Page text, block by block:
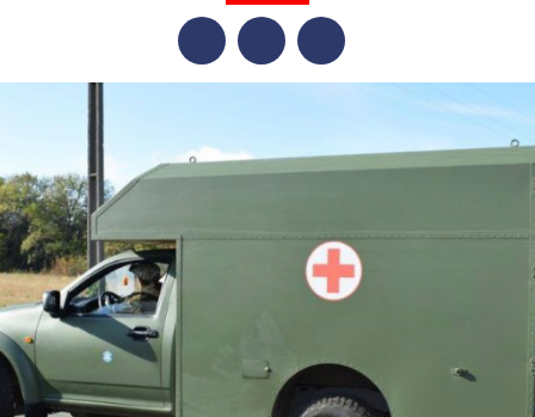
FacebookTwitterTelegram